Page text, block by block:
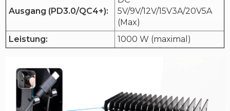
Ausgang (PD3.0/QC4+):
5V/9V/12V/15V3A/20V5A
(Max)
Leistung:
1000 W (maximal)